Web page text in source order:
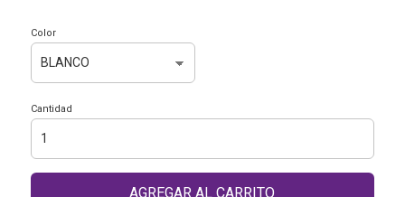
Color
Cantidad
AGREGAR AL CARRITO